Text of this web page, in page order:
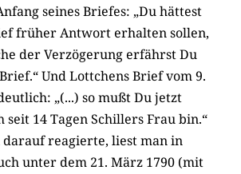
seines Briefes: „Du hättest
früher Antwort erhalten sollen,
der Verzögerung erfährst Du
Und Lottchens Brief vom 9.
„(...) so mußt Du jetzt
seit 14 Tagen Schillers Frau bin.“
darauf reagierte, liest man in
unter dem 21. März 1790 (mit